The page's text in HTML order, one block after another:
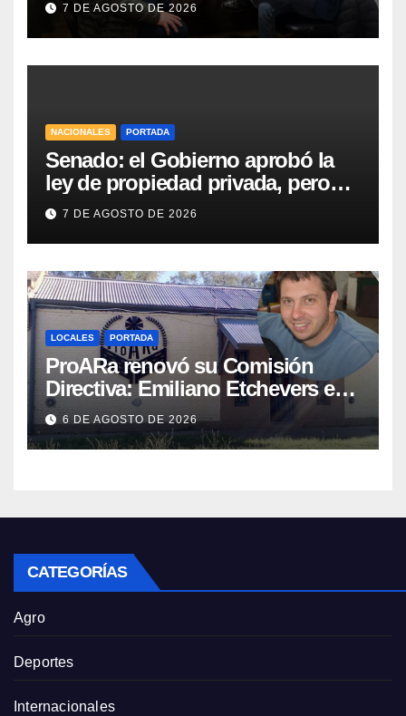
Vialidad para recorrer la ruta a
Villa Huidobro
7 DE AGOSTO DE 2026
NACIONALES PORTADA
Senado: el Gobierno aprobó la
ley de propiedad privada, pero
tuvo que quitar otro capítulo
7 DE AGOSTO DE 2026
LOCALES PORTADA
ProARa renovó su Comisión
Directiva: Emiliano Etchevers es
el nuevo Presidente de la entidad
6 DE AGOSTO DE 2026
CATEGORÍAS
Agro
Deportes
Internacionales